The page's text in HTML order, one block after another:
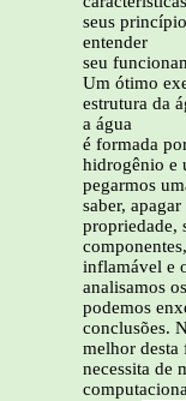
seus
entender
seu
Um ótimo
estrutura da
a água
é formada
hidrogênio e
pegarmos
saber,
propriedade,
inflamável e
analisamos
podemos
conclusões.
melhor desta
necessita de